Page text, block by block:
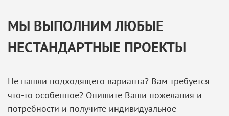
МЫ ВЫПОЛНИМ ЛЮБЫЕ
НЕСТАНДАРТНЫЕ ПРОЕКТЫ
Не нашли подходящего варианта? Вам требуется
что-то особенное? Опишите Ваши пожелания и
потребности и получите индивидуальное